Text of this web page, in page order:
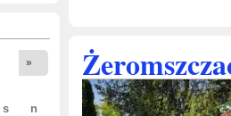
»
s
n